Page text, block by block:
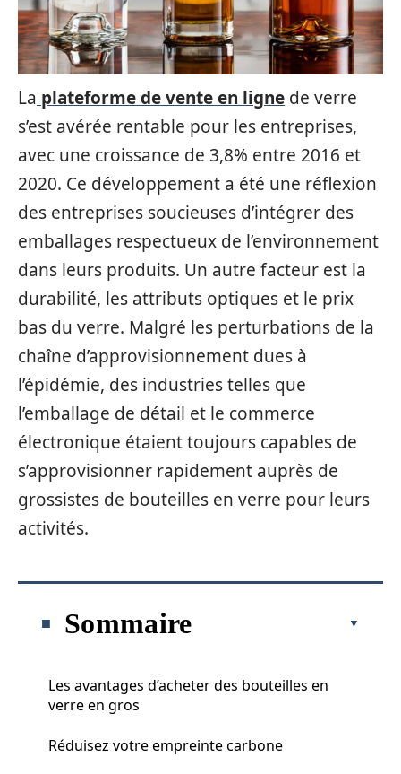
La plateforme de vente en ligne de verre
s’est avérée rentable pour les entreprises,
avec une croissance de 3,8% entre 2016 et
2020. Ce développement a été une réflexion
des entreprises soucieuses d’intégrer des
emballages respectueux de l’environnement
dans leurs produits. Un autre facteur est la
durabilité, les attributs optiques et le prix
bas du verre. Malgré les perturbations de la
chaîne d’approvisionnement dues à
l’épidémie, des industries telles que
l’emballage de détail et le commerce
électronique étaient toujours capables de
s’approvisionner rapidement auprès de
grossistes de bouteilles en verre pour leurs
activités.
Sommaire
Les avantages d’acheter des bouteilles en
verre en gros
Réduisez votre empreinte carbone